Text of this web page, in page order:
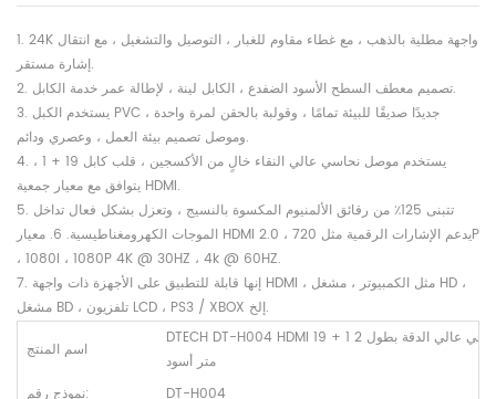
1. 24K واجهة مطلية بالذهب ، مع غطاء مقاوم للغبار ، التوصيل والتشغيل ، مع انتقال
إشارة مستقر.
2. تصميم معطف السطح الأسود الضفدع ، الكابل لينة ، لإطالة عمر خدمة الكابل.
3. يستخدم الكبل PVC جديدًا صديقًا للبيئة تمامًا ، وقولبة بالحقن لمرة واحدة ،
وموصل تصميم بيئة العمل ، وعصري ودائم.
4. يستخدم موصل نحاسي عالي النقاء خالٍ من الأكسجين ، قلب كابل 19 + 1 ،
يتوافق مع معيار جمعية HDMI.
5. تتبنى 125٪ من رقائق الألمنيوم المكسوة بالنسيج ، وتعزل بشكل فعال تداخل
الموجات الكهرومغناطيسية. 6. معيار HDMI 2.0 ، يدعم الإشارات الرقمية مثل 720P
، 1080I ، 1080P 4K @ 30HZ ، 4k @ 60HZ.
7. إنها قابلة للتطبيق على الأجهزة ذات واجهة HDMI ، مثل الكمبيوتر ، مشغل HD ،
مشغل BD ، تلفزيون LCD ، PS3 / XBOX إلخ.
اسم المنتج
DTECH DT-H004 HDMI 19 + 1 كابل فيديو نحاسي عالي الدقة بطول 2
متر أسود
نموذج رقم:
DT-H004